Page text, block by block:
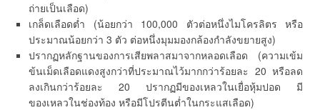
ถ่ายเป็นเลือด)
เกล็ดเลือดต่ำ (น้อยกว่า 100,000 ตัวต่อหนึ่งไมโครลิตร หรือ
ประมาณน้อยกว่า 3 ตัว ต่อหนึ่งมุมมองกล้องกำลังขยายสูง)
ปรากฏหลักฐานของการเสียพลาสมาจากหลอดเลือด (ความเข้ม
ข้นเม็ดเลือดแดงสูงกว่าที่ประมาณไว้มากกว่าร้อยละ 20 หรือลด
ลงเกินกว่าร้อยละ 20 ปรากฏมีของเหลวในเยื่อหุ้มปอด มี
ของเหลวในช่องท้อง หรือมีโปรตีนต่ำในกระแสเลือด)